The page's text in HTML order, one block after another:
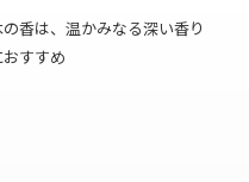
香は、温かみなる深い香り
すすめ